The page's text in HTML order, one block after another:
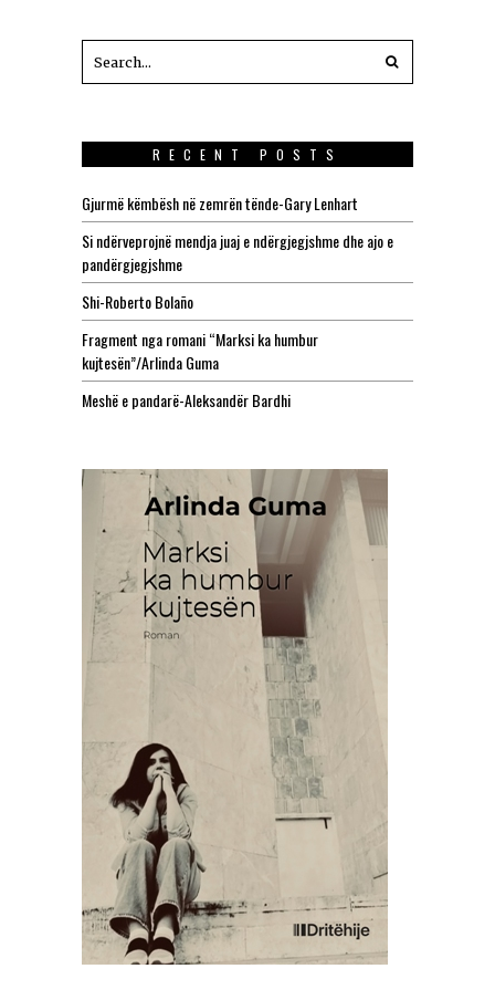
RECENT POSTS
Gjurmë këmbësh në zemrën tënde-Gary Lenhart
Si ndërveprojnë mendja juaj e ndërgjegjshme dhe ajo e
pandërgjegjshme
Shi-Roberto Bolaño
Fragment nga romani “Marksi ka humbur
kujtesën”/Arlinda Guma
Meshë e pandarë-Aleksandër Bardhi